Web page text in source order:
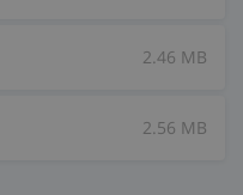
2.46 MB
2.56 MB